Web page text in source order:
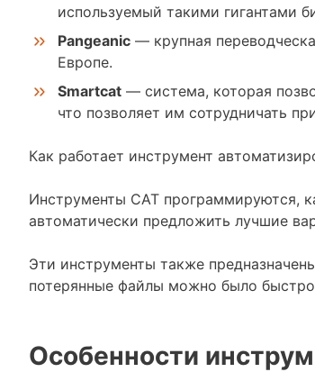
используемый такими гигантами
Pangeanic — крупная
Европе.
Smartcat — система, которая
что позволяет им сотрудничать
Как работает инструмент
Инструменты CAT программируются,
автоматически предложить лучшие
Эти инструменты также
потерянные файлы можно было быстро
Особенности